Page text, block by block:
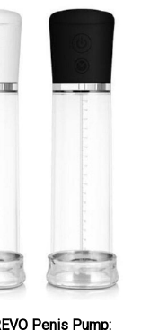
Penis Pump: